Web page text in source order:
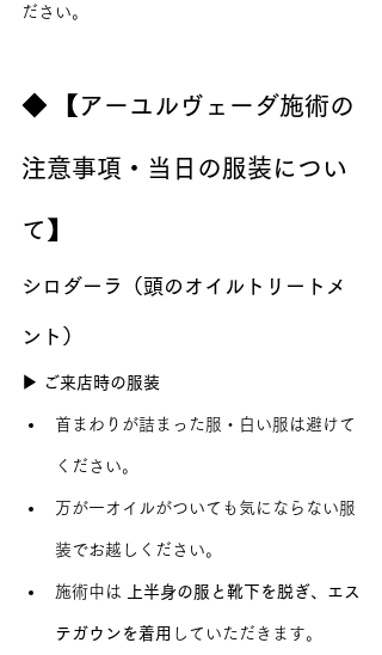
ださい。
◆ 【アーユルヴェーダ施術の
注意事項・当日の服装につい
て】
シロダーラ（頭のオイルトリートメ
ント）
▶ ご来店時の服装
首まわりが詰まった服・白い服は避けて
ください。
万が一オイルがついても気にならない服
装でお越しください。
施術中は 上半身の服と靴下を脱ぎ、エス
テガウンを着用 していただきます。